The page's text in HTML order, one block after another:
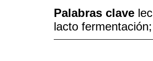
Palabras clave
lacto